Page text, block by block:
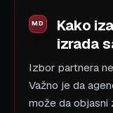
Kako
izrada
Izbor partnera
Važno je da
može da